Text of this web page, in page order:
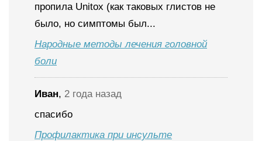
пропила Unitox (как таковых глистов не
было, но симптомы был...
Народные методы лечения головной
боли
Иван, 2 года назад
спасибо
Профилактика при инсульте